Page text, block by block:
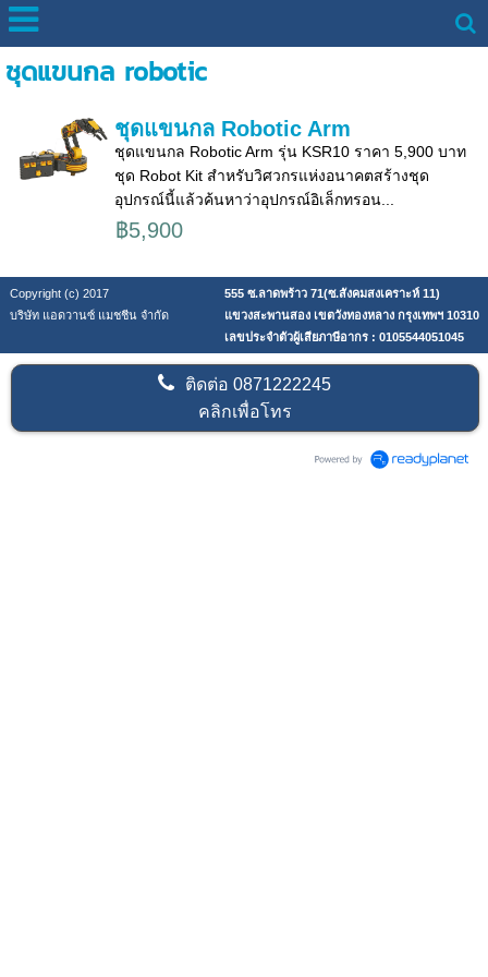
ชุดแขนกล robotic
ชุดแขนกล Robotic Arm
ชุดแขนกล Robotic Arm รุ่น KSR10 ราคา 5,900 บาท
ชุด Robot Kit สำหรับวิศวกรแห่งอนาคตสร้างชุด
อุปกรณ์นี้แล้วค้นหาว่าอุปกรณ์อิเล็กทรอน...
฿5,900
Copyright (c) 2017
555 ซ.ลาดพร้าว 71(ซ.สังคมสงเคราะห์ 11)
บริษัท แอดวานซ์ แมชชีน จำกัด
แขวงสะพานสอง เขตวังทองหลาง กรุงเทพฯ 10310
เลขประจำตัวผู้เสียภาษีอากร : 0105544051045
ติดต่อ0871222245
คลิกเพื่อโทร